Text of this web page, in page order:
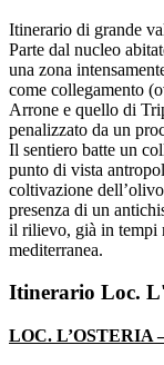
Itinerario di grande
Parte dal nucleo
una zona
come collegamento
Arrone e quello di
penalizzato da un
Il sentiero batte un
punto di vista
coltivazione
presenza di un
il rilievo, già in tempi
mediterranea.
Itinerario Loc.
LOC. L’OSTERIA